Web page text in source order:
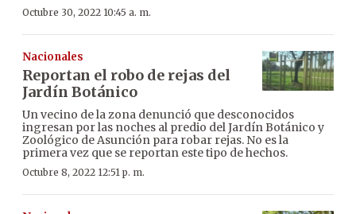
Octubre 30, 2022 10:45 a. m.
Nacionales
Reportan el robo de rejas del
Jardín Botánico
Un vecino de la zona denunció que desconocidos
ingresan por las noches al predio del Jardín Botánico y
Zoológico de Asunción para robar rejas. No es la
primera vez que se reportan este tipo de hechos.
Octubre 8, 2022 12:51 p. m.